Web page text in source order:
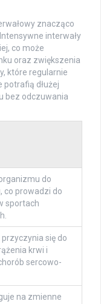
znacząco
. Intensywne interwały
co może
oraz zwiększenia
które regularnie
potrafią dłużej
bez odczuwania
do
co prowadzi do
sportach
się do
krwi i
sercowo-
na zmienne